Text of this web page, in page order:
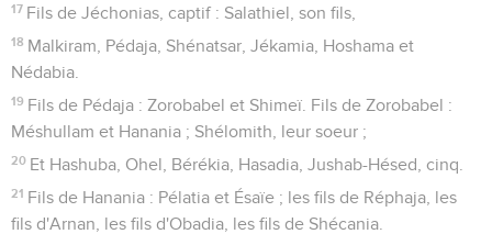
17 Fils de Jéchonias, captif : Salathiel, son fils,
18 Malkiram, Pédaja, Shénatsar, Jékamia, Hoshama et
Nédabia.
19 Fils de Pédaja : Zorobabel et Shimeï. Fils de Zorobabel :
Méshullam et Hanania ; Shélomith, leur soeur ;
20 Et Hashuba, Ohel, Bérékia, Hasadia, Jushab-Hésed, cinq.
21 Fils de Hanania : Pélatia et Ésaïe ; les fils de Réphaja, les
fils d'Arnan, les fils d'Obadia, les fils de Shécania.